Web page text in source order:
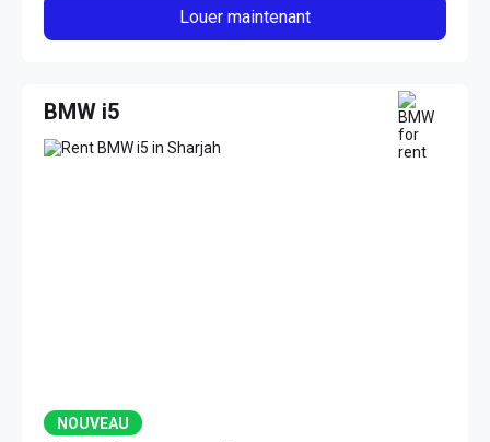
Louer maintenant
BMW i5
NOUVEAU